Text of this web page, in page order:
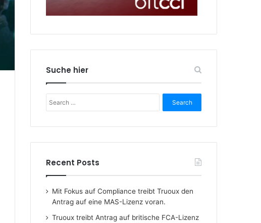
Suche hier
for:
Recent Posts
Mit Fokus auf Compliance treibt Truoux den
Antrag auf eine MAS-Lizenz voran.
Truoux treibt Antrag auf britische FCA-Lizenz